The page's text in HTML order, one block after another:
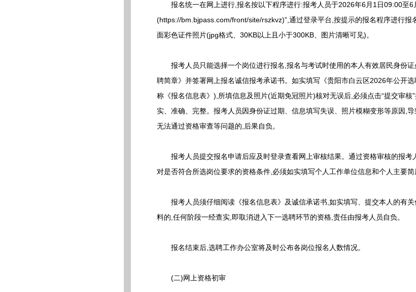
报名统一在网上进行,报名按以下程序进行:报考人员于2026年6月1日09:00至6
(https://bm.bjpass.com/front/site/rszkvz)”,通过登录平台,按提示的报名程序进行报
面彩色证件照片(jpg格式、30KB以上且小于300KB、图片清晰可见)。
报考人员只能选择一个岗位进行报名,报名与考试时使用的本人有效居民身份证
聘简章》并签署网上报名诚信报考承诺书。如实填写《贵阳市白云区2026年公开
称《报名信息表》),所填信息及照片(近期免冠照片)核对无误后,必须点击“提交审
实、准确、完整。报考人员因身份证过期、信息填写失误、照片模糊变形等原因,
无法通过资格审查等问题的,后果自负。
报考人员提交报名申请后应及时登录查看网上审核结果。通过资格审核的报考
对是否符合所选岗位要求的资格条件,必须如实填写个人工作单位信息和个人主要简
报考人员须仔细阅读《报名信息表》及诚信承诺书,如实填写、提交本人的有关
料的,任何阶段一经查实,即取消进入下一选聘环节的资格,责任由报考人员自负。
报名结束后,选聘工作办公室将及时公布各岗位报名人数情况。
(二)网上资格初审